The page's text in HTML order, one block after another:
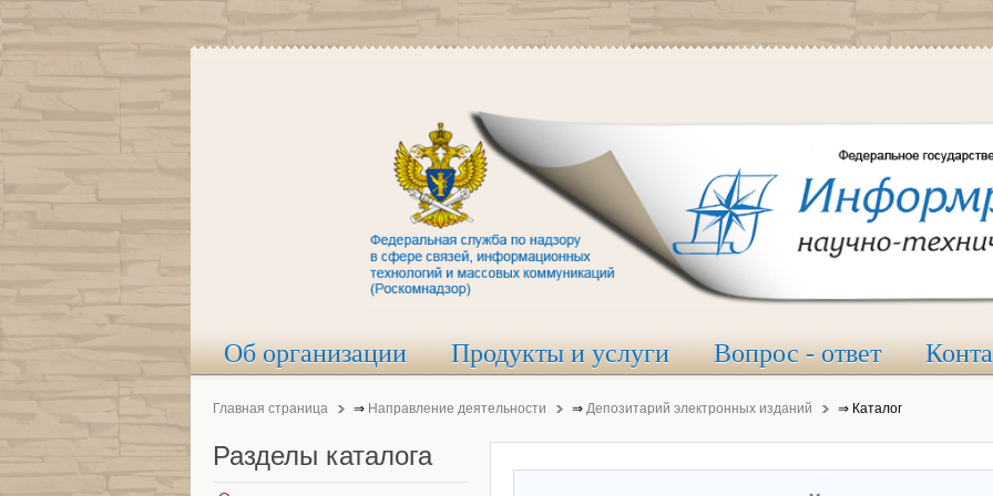
Об организации Продукты и услуги Вопрос - ответ
Главная страница ⇒ Направление деятельности ⇒ Депозитарий электронных изданий ⇒ Каталог
Разделы каталога